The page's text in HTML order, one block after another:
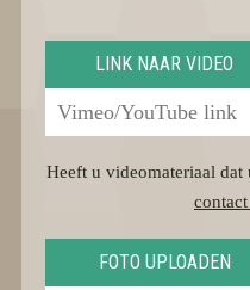
LINK NAAR VIDEO
Heeft u videomateriaal dat
FOTO UPLOADEN